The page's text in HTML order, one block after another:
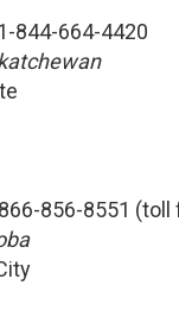
844-664-4420
856-8551 (toll